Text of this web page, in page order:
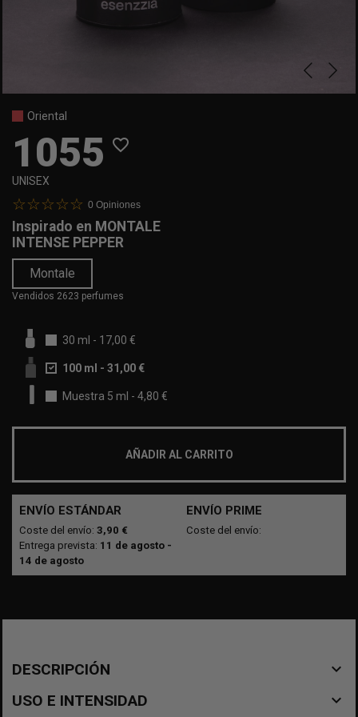
Oriental
1055 favorite_border
UNISEX
0 Opiniones
Inspirado en MONTALE
INTENSE PEPPER
Montale
Vendidos 2623 perfumes
30 ml - 17,00 €
100 ml - 31,00 €
Muestra 5 ml - 4,80 €
AÑADIR AL CARRITO
ENVÍO ESTÁNDAR
Coste del envío: 3,90 €
Entrega prevista: 11 de agosto -
14 de agosto
ENVÍO PRIME
Coste del envío:
DESCRIPCIÓN navigate_before
USO E INTENSIDAD navigate_before